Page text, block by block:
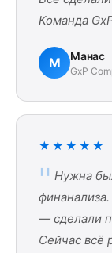
Команда
М Манас
GxP
★★★★★
Нужна
— сделали
Сейчас всё